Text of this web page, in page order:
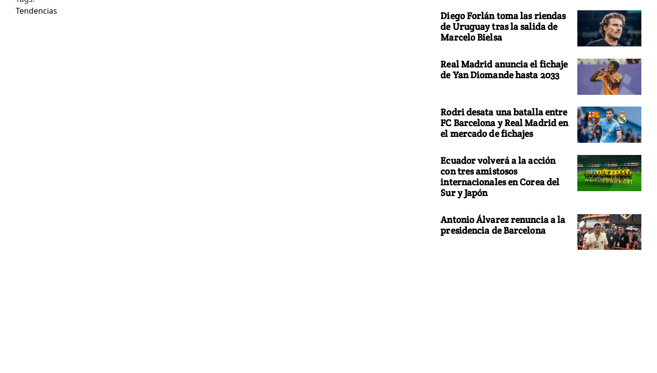
Tendencias
Diego Forlán toma las riendas
de Uruguay tras la salida de
Marcelo Bielsa
Real Madrid anuncia el fichaje
de Yan Diomande hasta 2033
Rodri desata una batalla entre
FC Barcelona y Real Madrid en
el mercado de fichajes
Ecuador volverá a la acción
con tres amistosos
internacionales en Corea del
Sur y Japón
Antonio Álvarez renuncia a la
presidencia de Barcelona